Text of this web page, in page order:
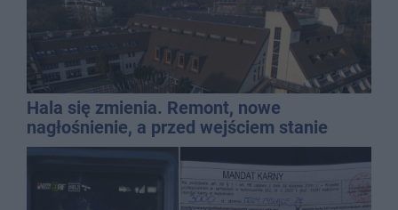
Hala się zmienia. Remont, nowe
nagłośnienie, a przed wejściem stanie
QEMETICA ARENA